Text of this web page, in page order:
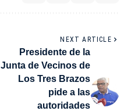
NEXT ARTICLE
Presidente de la
Junta de Vecinos de
Los Tres Brazos
pide a las
autoridades